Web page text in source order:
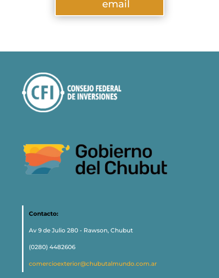
email
Contacto:
Av 9 de Julio 280 - Rawson, Chubut
(0280) 4482606
comercioexterior@chubutalmundo.com.ar